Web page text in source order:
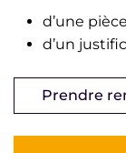
d’une
d’un
Prendre